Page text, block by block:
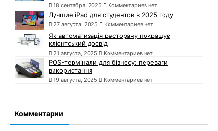
18 сентября, 2025 Комментариев нет
Лучшие iPad для студентов в 2025 году
27 августа, 2025 Комментариев нет
Як автоматизація ресторану покращує
клієнтський досвід
21 августа, 2025 Комментариев нет
POS-термінали для бізнесу: переваги
використання
19 августа, 2025 Комментариев нет
Комментарии